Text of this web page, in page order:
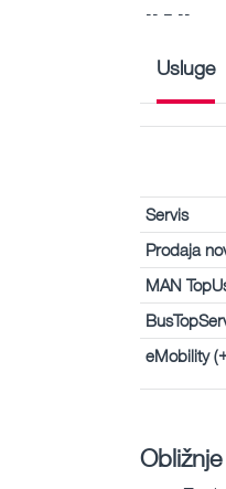
-- – --
Usluge
Servis
Prodaja
MAN
eMobility